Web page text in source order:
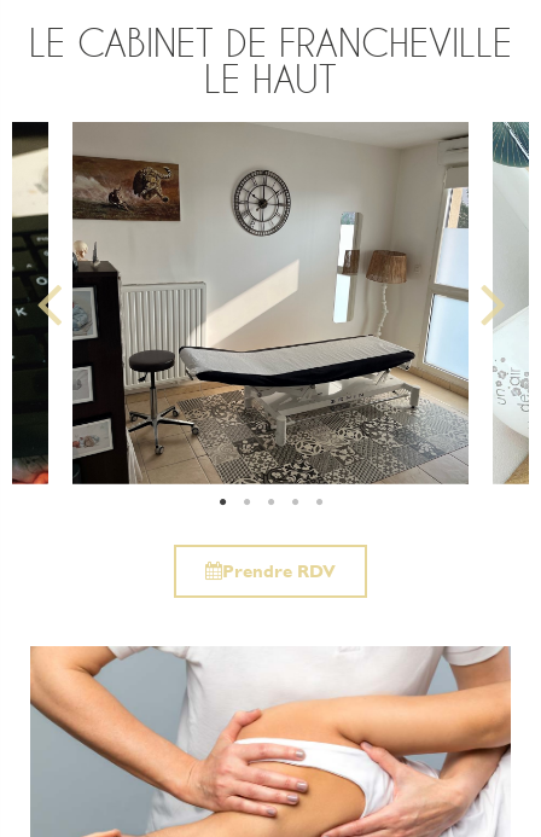
LE CABINET DE FRANCHEVILLE
LE HAUT
Prendre RDV